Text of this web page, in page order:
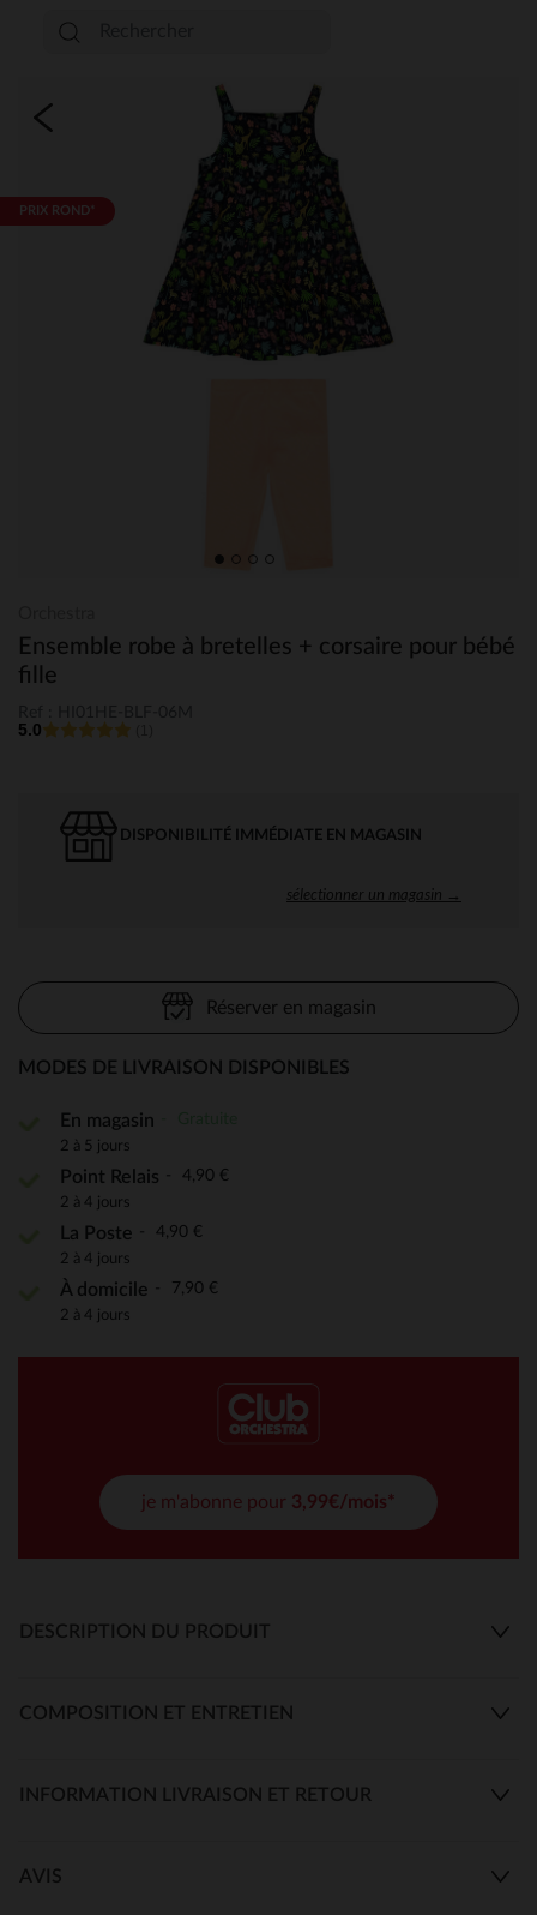
PRIX ROND*
Ensemble robe à bretelles + corsaire pour bébé
fille
5.0
DISPONIBILITÉ IMMÉDIATE EN MAGASIN
sélectionner un magasin →
Réserver en magasin
MODES DE LIVRAISON DISPONIBLES
En magasin
2 à 5 jours
Point Relais 4,90 €
2 à 4 jours
La Poste 4,90 €
2 à 4 jours
À domicile 7,90 €
2 à 4 jours
je m'abonne pour 3,99€/mois*
DESCRIPTION DU PRODUIT
COMPOSITION ET ENTRETIEN
INFORMATION LIVRAISON ET RETOUR
AVIS